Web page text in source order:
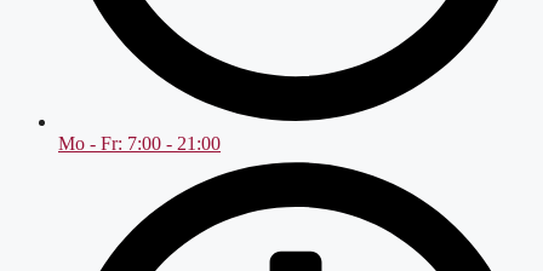
Mo - Fr: 7:00 - 21:00